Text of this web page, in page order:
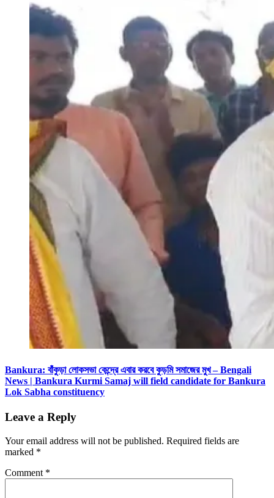
Bankura: বাঁকুড়া লোকসভা কেন্দ্রে এবার করবে কুড়মি সমাজের মুখ – Bengali
News | Bankura Kurmi Samaj will field candidate for Bankura
Lok Sabha constituency
Leave a Reply
Your email address will not be published. Required fields are
marked *
Comment *